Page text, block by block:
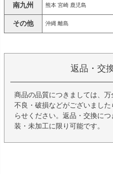
南九州 熊本 宮崎 鹿児島
その他 沖縄 離島
返品・交
商品の品質につきましては、
不良・破損などがございまし
らせください。返品・交換に
装・未加工に限り可能です。